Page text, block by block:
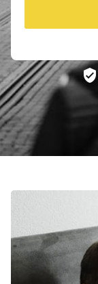
verified_user